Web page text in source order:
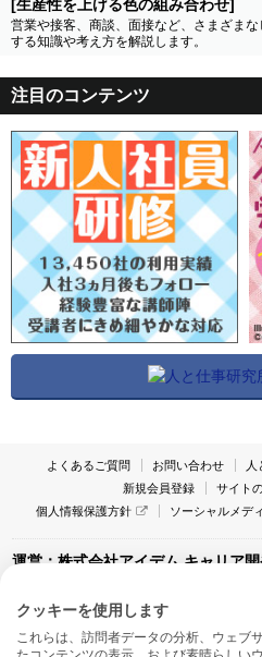
[生産性を上げる色の組み合わせ]
営業や接客、商談、面接など、さまざま
する知識や考え方を解説します。
注目のコンテンツ
よくあるご質問 お問い合わせ 人
新規会員登録
サイト
個人情報保護方針
ソーシャルメデ
運営：株式会社アイデム キャリア
〒160-0022 東京都新宿区新宿1-4-10
アイデム本社ビル TEL:03-5269-6020
クッキーを使用します
これらは、訪問者データの分析、ウェブ